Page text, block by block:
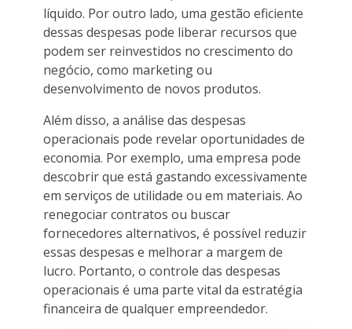
líquido. Por outro lado, uma gestão eficiente
dessas despesas pode liberar recursos que
podem ser reinvestidos no crescimento do
negócio, como marketing ou
desenvolvimento de novos produtos.
Além disso, a análise das despesas
operacionais pode revelar oportunidades de
economia. Por exemplo, uma empresa pode
descobrir que está gastando excessivamente
em serviços de utilidade ou em materiais. Ao
renegociar contratos ou buscar
fornecedores alternativos, é possível reduzir
essas despesas e melhorar a margem de
lucro. Portanto, o controle das despesas
operacionais é uma parte vital da estratégia
financeira de qualquer empreendedor.